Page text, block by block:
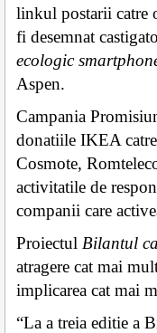
linkul postarii catre
fi desemnat
ecologic
Aspen.
Campania
donatiile IKEA
Cosmote,
activitatile de
companii care
Proiectul Bilantul
atragere cat mai
implicarea cat mai
“La a treia editie a